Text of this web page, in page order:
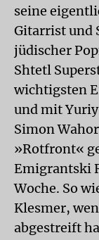
seine
Gitarrist und
jüdischer
Shtetl
wichtigsten
und mit
Simon
»Rotfront«
Emigrantski
Woche. So
Klesmer,
abgestreift